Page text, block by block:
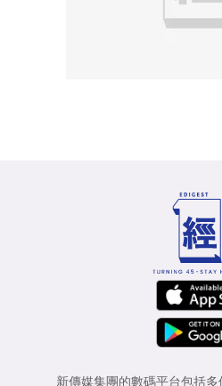
新傳媒集團的數碼平台包括